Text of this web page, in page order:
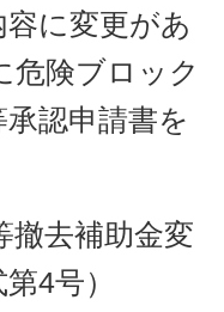
に変更があ
危険ブロック
認申請書を
去補助金変
4号）